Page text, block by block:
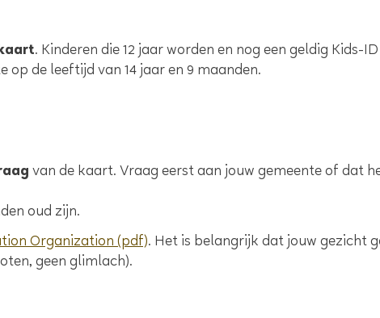
. Kinderen die 12 jaar worden en nog een geldig Kids-
de leeftijd van 14 jaar en 9 maanden.
van de kaart. Vraag eerst aan jouw gemeente of dat
oud zijn.
Organization (pdf). Het is belangrijk dat jouw gezicht
geen glimlach).